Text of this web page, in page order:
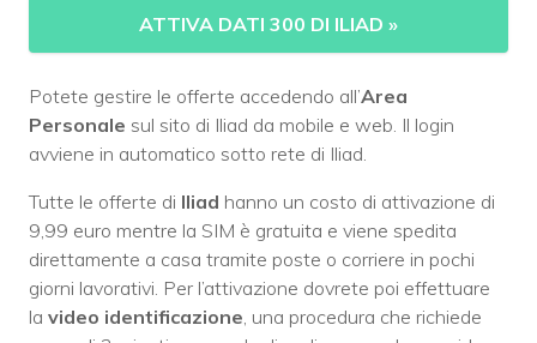
ATTIVA DATI 300 DI ILIAD »
Potete gestire le offerte accedendo all’Area
Personale sul sito di Iliad da mobile e web. Il login
avviene in automatico sotto rete di Iliad.
Tutte le offerte di Iliad hanno un costo di attivazione di
9,99 euro mentre la SIM è gratuita e viene spedita
direttamente a casa tramite poste o corriere in pochi
giorni lavorativi. Per l’attivazione dovrete poi effettuare
la video identificazione , una procedura che richiede